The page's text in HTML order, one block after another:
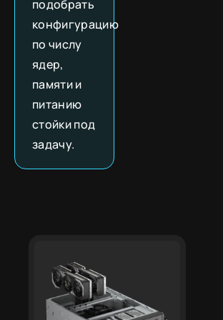
подобрать
конфигурацию
по числу
ядер,
памяти и
питанию
стойки под
задачу.